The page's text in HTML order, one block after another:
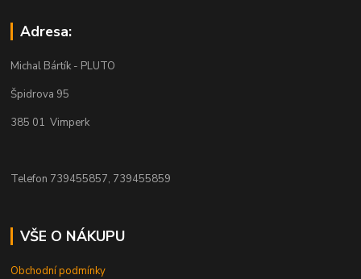
Adresa:
Michal Bártík - PLUTO
Špidrova 95
385 01 Vimperk
Telefon 739455857, 739455859
VŠE O NÁKUPU
Obchodní podmínky